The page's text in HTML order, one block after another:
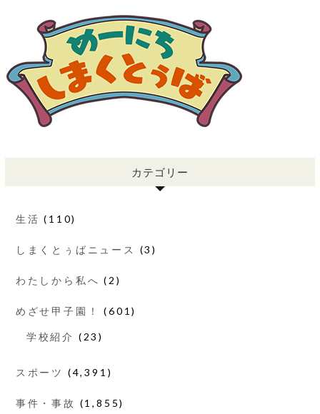
カテゴリー
生活 (110)
しまくとぅばニュース (3)
わたしから私へ (2)
めざせ甲子園！ (601)
学校紹介 (23)
スポーツ (4,391)
事件・事故 (1,855)